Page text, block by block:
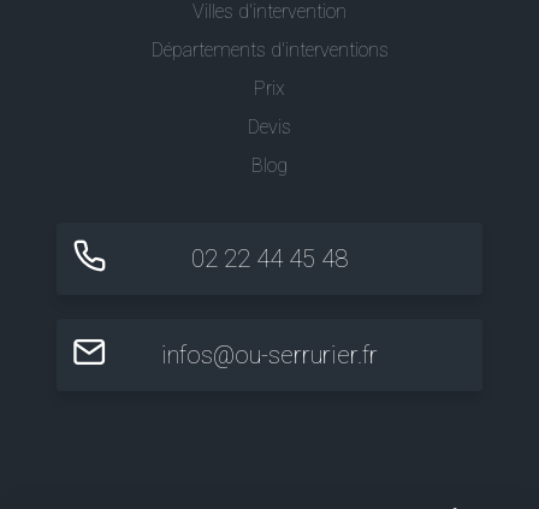
Villes d'intervention
Départements d'interventions
Prix
Devis
Blog
02 22 44 45 48
infos@ou-serrurier.fr